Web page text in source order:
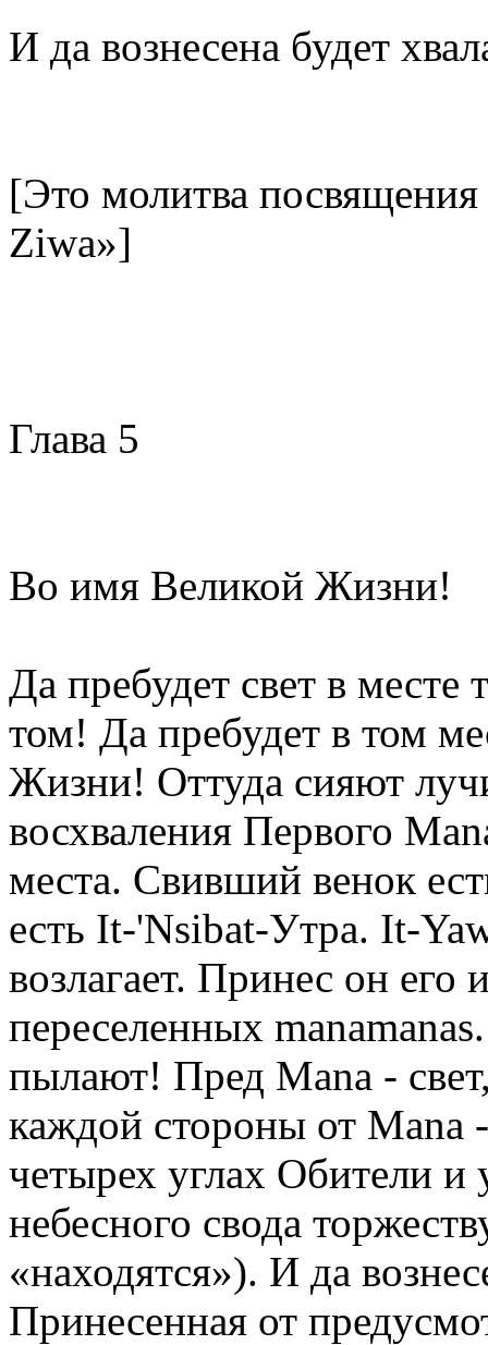
И да вознесена будет
[Это молитва
Ziwa»]
Глава 5
Во имя Великой Жизни!
Да пребудет свет в месте
том! Да пребудет в том
Жизни! Оттуда сияют
восхваления Первого
места. Свивший венок
есть It-'Nsibat-Утра. It-
возлагает. Принес он его
переселенных
пылают! Пред Mana -
каждой стороны от Mana
четырех углах Обители
небесного свода
«находятся»). И да
Принесенная от